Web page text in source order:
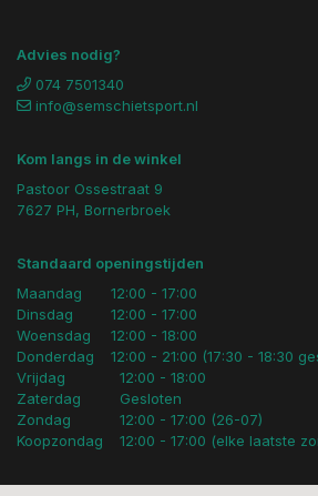
Advies nodig?
074 7501340
info@semschietsport.nl
Kom langs in de winkel
Pastoor Ossestraat 9
7627 PH, Bornerbroek
Standaard openingstijden
Maandag
Dinsdag
Woensdag
Donderdag
12:00 - 17:00
12:00 - 17:00
12:00 - 18:00
12:00 - 21:00 (17:30 - 18:30
Vrijdag
Zaterdag
Zondag
Koopzondag
12:00 - 18:00
Gesloten
12:00 - 17:00 (26-07)
12:00 - 17:00 (elke laatste